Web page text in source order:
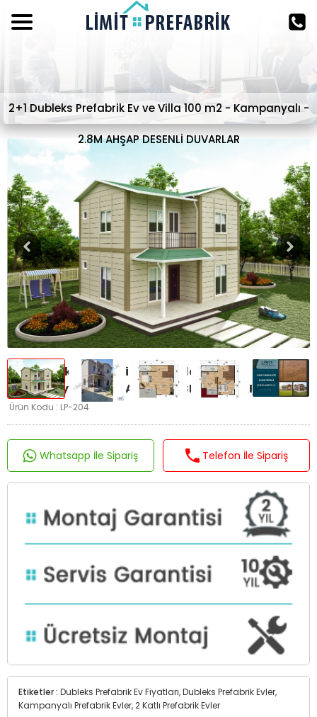
2+1 Dubleks Prefabrik Ev ve Villa 100 m2 - Kampanyalı -
2.8M AHŞAP DESENLİ DUVARLAR
2+1 Dubleks Prefabrik Ev ve Villa 100 m2 -
Kampanyalı - 2.8M AHŞAP DESENLİ DUVARLAR
Ürün Kodu : LP-204
Whatsapp İle Sipariş Telefon İle Sipariş
Etiketler : Dubleks Prefabrik Ev Fiyatları, Dubleks Prefabrik Evler,
Kampanyalı Prefabrik Evler, 2 Katlı Prefabrik Evler